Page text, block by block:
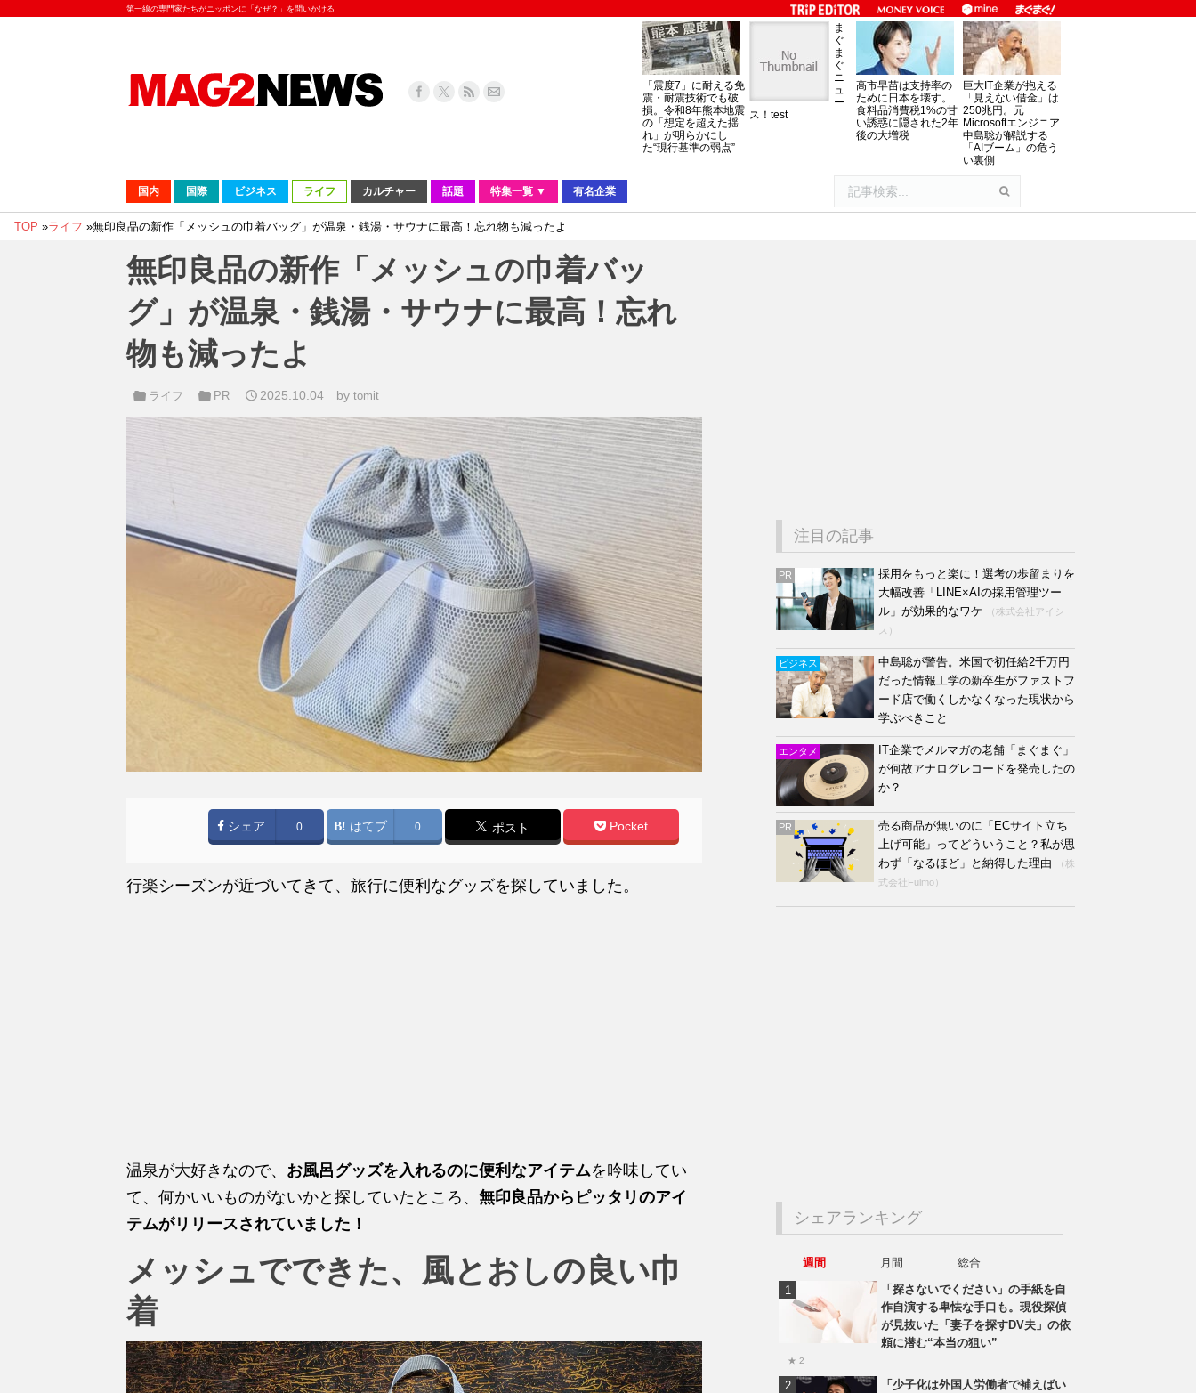
第一線の専門家たちがニッポンに「なぜ？」を問いかける
「震度7」に耐える免
震・耐震技術でも破
損。令和8年熊本地震
の「想定を超えた揺
れ」が明らかにし
た“現行基準の弱点”
ま
ぐ
ま
ぐ
ニ
ュ
ー
ス！test
高市早苗は支持率の
ために日本を壊す。
食料品消費税1%の甘
い誘惑に隠された2年
後の大増税
巨大IT企業が抱える
「見えない借金」は
250兆円。元
Microsoftエンジニア
中島聡が解説する
「AIブーム」の危う
い裏側
国内 国際 ビジネス ライフ カルチャー 話題 特集一覧 ▼ 有名企業
TOP »ライフ »無印良品の新作「メッシュの巾着バッグ」が温泉・銭湯・サウナに最高！忘れ物も減ったよ
無印良品の新作「メッシュの巾着バッ
グ」が温泉・銭湯・サウナに最高！忘れ
物も減ったよ
ライフ PR 2025.10.04 bytomit
シェア 0 はてブ 0 ポスト Pocket
行楽シーズンが近づいてきて、旅行に便利なグッズを探していました。
温泉が大好きなので、 お風呂グッズを入れるのに便利なアイテムを吟味してい
て、何かいいものがないかと探していたところ、 無印良品からピッタリのアイ
テムがリリースされていました！
メッシュでできた、風とおしの良い巾
着
注目の記事
PR
採用をもっと楽に！選考の歩留まりを
大幅改善「LINE×AIの採用管理ツー
ル」が効果的なワケ
（株式会社アイシ
ス）
ビジネス
中島聡が警告。米国で初任給2千万円
だった情報工学の新卒生がファストフ
ード店で働くしかなくなった現状から
学ぶべきこと
エンタメ
IT企業でメルマガの老舗「まぐまぐ」
が何故アナログレコードを発売したの
か？
PR
売る商品が無いのに「ECサイト立ち
上げ可能」ってどういうこと？私が思
わず「なるほど」と納得した理由
（株
式会社Fulmo）
シェアランキング
週間 月間
総合
「探さないでください」の手紙を自
作自演する卑怯な手口も。現役探偵
が見抜いた「妻子を探すDV夫」の依
頼に潜む“本当の狙い”
★ 2
「少子化は外国人労働者で補えばい